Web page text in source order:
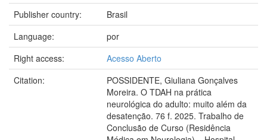
Publisher country:
Brasil
Language:
por
Right access:
Acesso Aberto
Citation:
POSSIDENTE, Giuliana Gonçalves
Moreira. O TDAH na prática
neurológica do adulto: muito além da
desatenção. 76 f. 2025. Trabalho de
Conclusão de Curso (Residência